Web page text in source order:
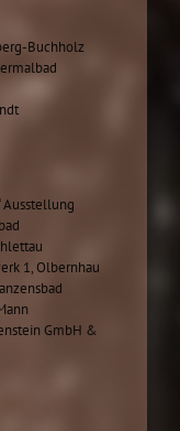
Buchholz
Ausstellung
1, Olbernhau
GmbH &